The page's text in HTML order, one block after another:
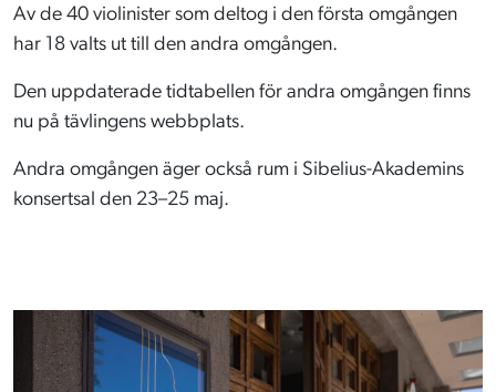
Av de 40 violinister som deltog i den första omgången
har 18 valts ut till den andra omgången.
Den uppdaterade tidtabellen för andra omgången finns
nu på tävlingens webbplats.
Andra omgången äger också rum i Sibelius-Akademins
konsertsal den 23–25 maj.